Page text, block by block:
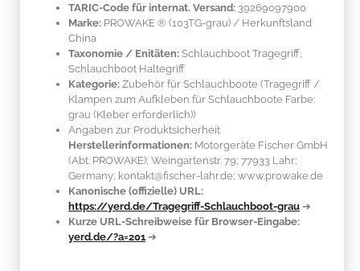
TARIC-Code für internat. Versand: 39269097900
Marke: PROWAKE ® (103TG-grau) / Herkunftsland
China
Taxonomie / Enitäten: Schlauchboot Tragegriff,
Schlauchboot Haltegriff
Kategorie: Zubehör für Schlauchboote (Tragegriff /
Klampen zum Aufkleben für Schlauchboote Farbe:
grau (Kleber erforderlich))
Angaben zur Produktsicherheit
Herstellerinformationen: Motorgeräte Fischer GmbH
(Abt. PROWAKE); Weingartenstr. 79; 77933 Lahr;
Germany; kontakt@fischer-lahr.de; www.prowake.de
Kanonische (offizielle) URL:
https://yerd.de/Tragegriff-Schlauchboot-grau ➔
Kurze URL-Schreibweise für Browser-Eingabe:
yerd.de/?a=201 ➔